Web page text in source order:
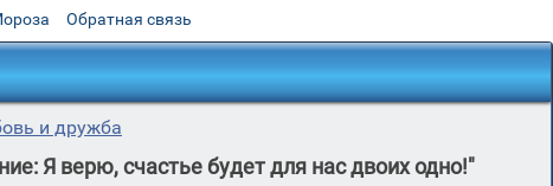
Обратная связь
и дружба
Я верю, счастье будет для нас двоих одно!"